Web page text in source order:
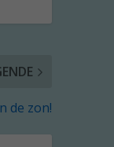
de zon!